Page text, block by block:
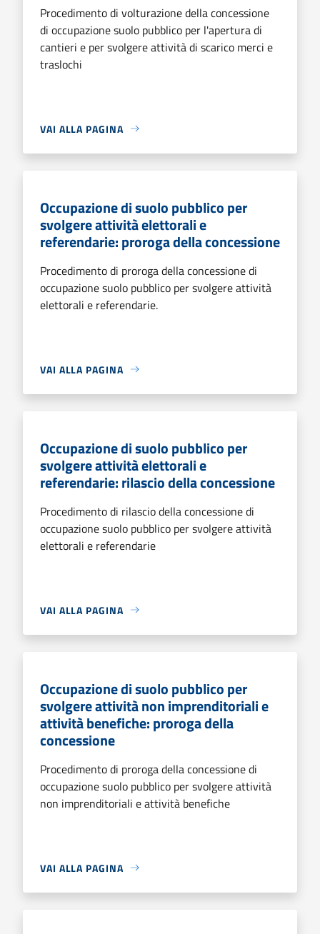
Procedimento di volturazione della concessione
di occupazione suolo pubblico per l'apertura di
cantieri e per svolgere attività di scarico merci e
traslochi
VAI ALLA PAGINA
Occupazione di suolo pubblico per
svolgere attività elettorali e
referendarie: proroga della concessione
Procedimento di proroga della concessione di
occupazione suolo pubblico per svolgere attività
elettorali e referendarie.
VAI ALLA PAGINA
Occupazione di suolo pubblico per
svolgere attività elettorali e
referendarie: rilascio della concessione
Procedimento di rilascio della concessione di
occupazione suolo pubblico per svolgere attività
elettorali e referendarie
VAI ALLA PAGINA
Occupazione di suolo pubblico per
svolgere attività non imprenditoriali e
attività benefiche: proroga della
concessione
Procedimento di proroga della concessione di
occupazione suolo pubblico per svolgere attività
non imprenditoriali e attività benefiche
VAI ALLA PAGINA